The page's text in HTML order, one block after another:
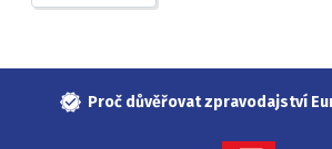
Proč důvěřovat zpravodajství